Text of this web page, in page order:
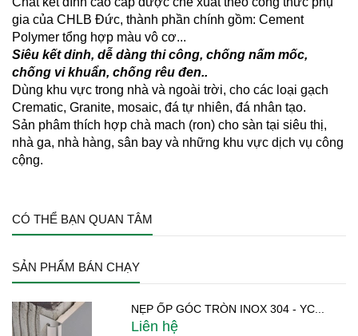
gia của CHLB Đức, thành phần chính gồm: Cement
Polymer tổng hợp màu vô cơ...
Siêu kết dinh, dễ dàng thi công, chống nấm mốc,
chống vi khuẩn, chống rêu đen..
Dùng khu vực trong nhà và ngoài trời, cho các loại gạch
Crematic, Granite, mosaic, đá tự nhiên, đá nhân tạo.
Sản phâm thích hợp chà mach (ron) cho sàn tại siêu thị,
nhà ga, nhà hàng, sân bay và những khu vực dịch vụ công
cộng.
CÓ THỂ BẠN QUAN TÂM
SẢN PHẨM BÁN CHẠY
NẸP ỐP GÓC TRÒN INOX 304 - YC...
Liên hệ